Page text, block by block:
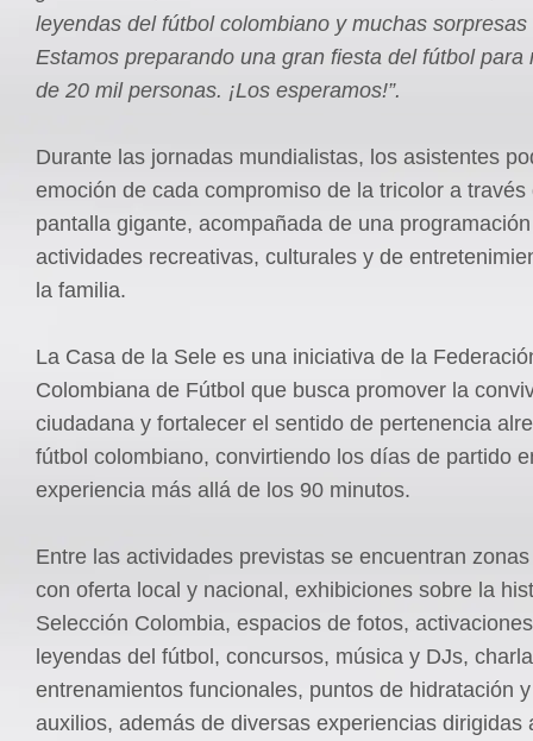
leyendas del fútbol colombiano y muchas sorpresas
Estamos preparando una gran fiesta del fútbol para
de 20 mil personas. ¡Los esperamos!”.
Durante las jornadas mundialistas, los asistentes
emoción de cada compromiso de la tricolor a través
pantalla gigante, acompañada de una
actividades recreativas, culturales y de
la familia.
La Casa de la Sele es una iniciativa de la
Colombiana de Fútbol que busca promover la
ciudadana y fortalecer el sentido de pertenencia
fútbol colombiano, convirtiendo los días de partido
experiencia más allá de los 90 minutos.
Entre las actividades previstas se encuentran
con oferta local y nacional, exhibiciones sobre la
Selección Colombia, espacios de fotos,
leyendas del fútbol, concursos, música y DJs,
entrenamientos funcionales, puntos de hidratación
auxilios, además de diversas experiencias dirigidas